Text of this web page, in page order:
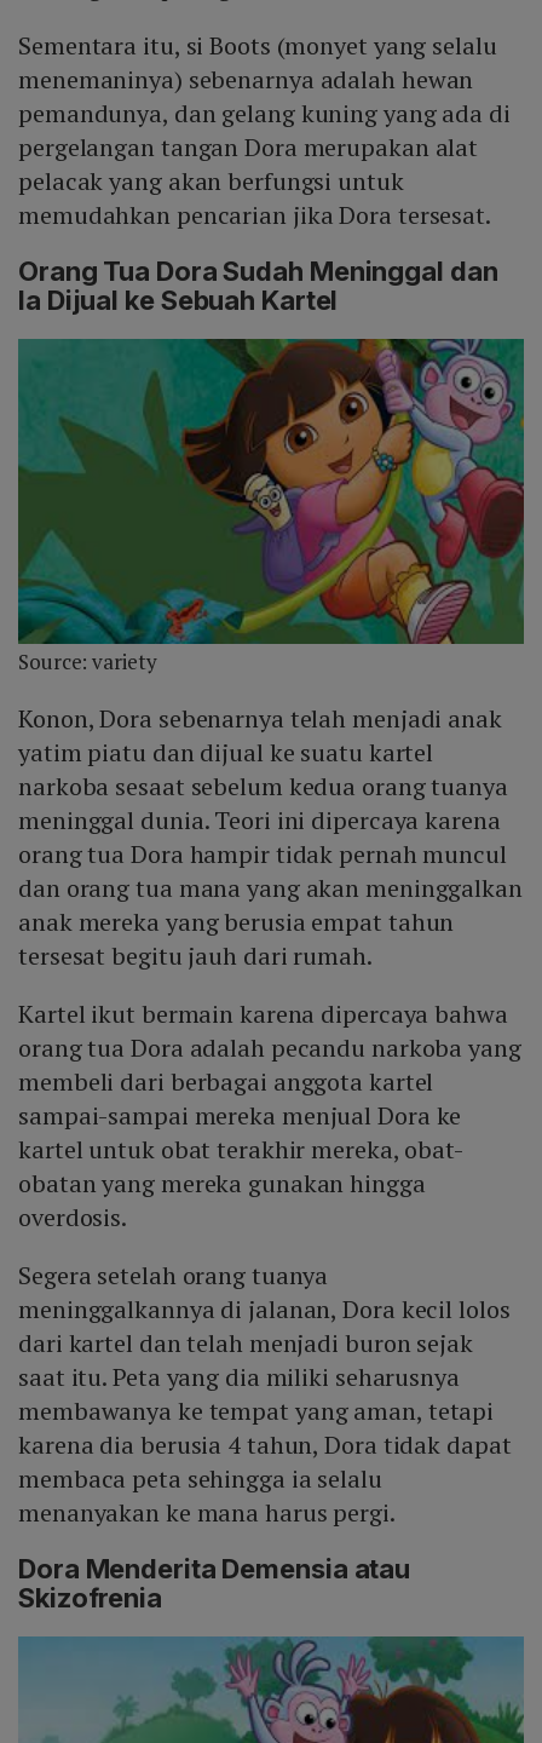
Sementara itu, si Boots (monyet yang selalu
menemaninya) sebenarnya adalah hewan
pemandunya, dan gelang kuning yang ada di
pergelangan tangan Dora merupakan alat
pelacak yang akan berfungsi untuk
memudahkan pencarian jika Dora tersesat.
Orang Tua Dora Sudah Meninggal dan
Ia Dijual ke Sebuah Kartel
Source: variety
Konon, Dora sebenarnya telah menjadi anak
yatim piatu dan dijual ke suatu kartel
narkoba sesaat sebelum kedua orang tuanya
meninggal dunia. Teori ini dipercaya karena
orang tua Dora hampir tidak pernah muncul
dan orang tua mana yang akan meninggalkan
anak mereka yang berusia empat tahun
tersesat begitu jauh dari rumah.
Kartel ikut bermain karena dipercaya bahwa
orang tua Dora adalah pecandu narkoba yang
membeli dari berbagai anggota kartel
sampai-sampai mereka menjual Dora ke
kartel untuk obat terakhir mereka, obat-
obatan yang mereka gunakan hingga
overdosis.
Segera setelah orang tuanya
meninggalkannya di jalanan, Dora kecil lolos
dari kartel dan telah menjadi buron sejak
saat itu. Peta yang dia miliki seharusnya
membawanya ke tempat yang aman, tetapi
karena dia berusia 4 tahun, Dora tidak dapat
membaca peta sehingga ia selalu
menanyakan ke mana harus pergi.
Dora Menderita Demensia atau
Skizofrenia